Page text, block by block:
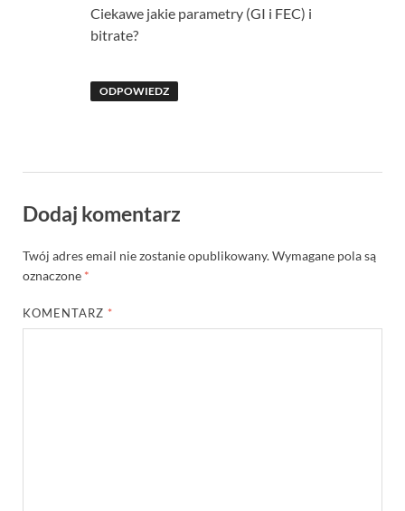
Ciekawe jakie parametry (GI i FEC) i
bitrate?
ODPOWIEDZ
Dodaj komentarz
Twój adres email nie zostanie opublikowany.Wymagane pola są
oznaczone *
KOMENTARZ *